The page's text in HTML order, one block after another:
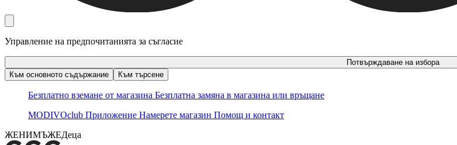
Управление на предпочитанията за съгласие
Потвърждаване на избора
Към основното съдържание
Към търсене
Безплатно вземане от магазина Безплатна замяна в магазина или връщане
MODIVOclub Приложение Намерете магазин Помощ и контакт
ЖЕНИМЪЖЕДеца